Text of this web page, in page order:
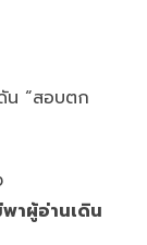
น “สอบตก
าผู้อ่านเดิน